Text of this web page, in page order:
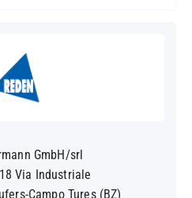
GmbH/srl
Via Industriale
Campo Tures (BZ)